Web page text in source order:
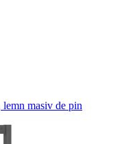
masiv de pin